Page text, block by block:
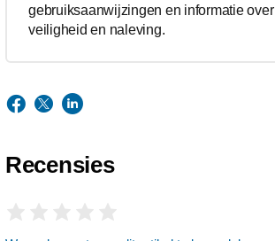
gebruiksaanwijzingen en informatie over
veiligheid en naleving.
Recensies